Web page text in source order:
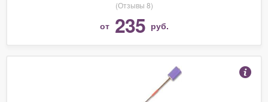
(Отзывы 8)
от 235 руб.